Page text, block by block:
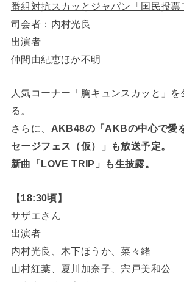
番組対抗スカッとジャパン「国民投票
司会者：内村光良
出演者
仲間由紀恵ほか不明
人気コーナー「胸キュンスカッと」
る。
さらに、 AKB48の「AKBの中心で愛
セージフェス（仮）」も放送予定。
新曲「LOVE TRIP」も生披露。
【18:30頃】
サザエさん
出演者
内村光良、木下ほうか、菜々緒
山村紅葉、夏川加奈子、宍戸美和公